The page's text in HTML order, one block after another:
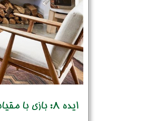
ایده 8: بازی با مقیاس